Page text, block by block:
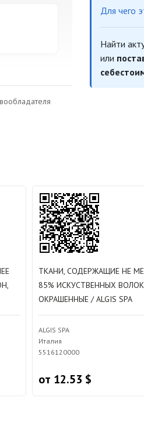
Для чего
Найти
или
ТКАНИ, СОДЕРЖАЩИЕ НЕ
85% ИСКУСТВЕННЫХ
ОКРАШЕННЫЕ / ALGIS SPA
ALGIS SPA
Италия
5516120000
от 12.53 $